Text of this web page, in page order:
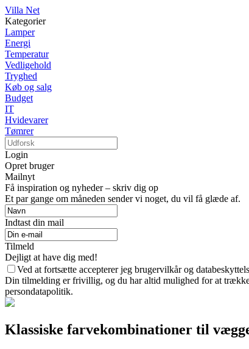
Villa Net
Kategorier
Lamper
Energi
Temperatur
Vedligehold
Tryghed
Køb og salg
Budget
IT
Hvidevarer
Tømrer
Login
Opret bruger
Mailnyt
Få inspiration og nyheder – skriv dig op
Et par gange om måneden sender vi noget, du vil få glæde af.
Indtast din mail
Tilmeld
Dejligt at have dig med!
Ved at fortsætte accepterer jeg brugervilkår og
Din tilmelding er frivillig, og du har altid mulighed for at
persondatapolitik.
Klassiske farvekombinationer til